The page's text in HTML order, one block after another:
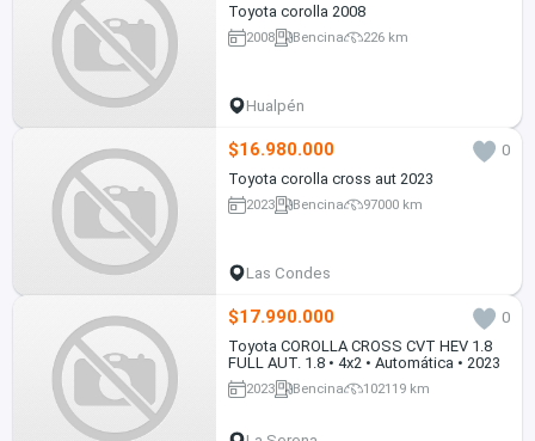
Toyota corolla 2008
2008 Bencina 226 km
Hualpén
$16.980.000
0
Toyota corolla cross aut 2023
2023 Bencina 97000 km
Las Condes
$17.990.000
0
Toyota COROLLA CROSS CVT HEV 1.8
FULL AUT. 1.8 • 4x2 • Automática • 2023
2023 Bencina 102119 km